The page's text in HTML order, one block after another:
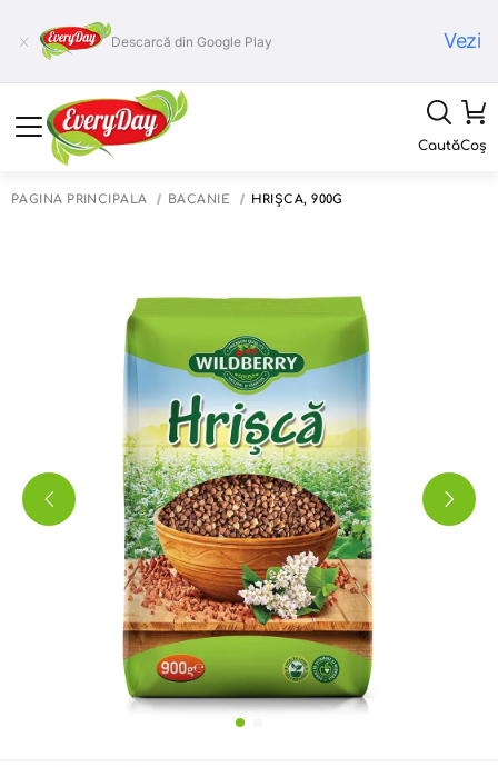
Descarcă din Google Play Vezi
CautăCoș
PAGINA PRINCIPALĂ BĂCĂNIE HRIŞCĂ, 900G